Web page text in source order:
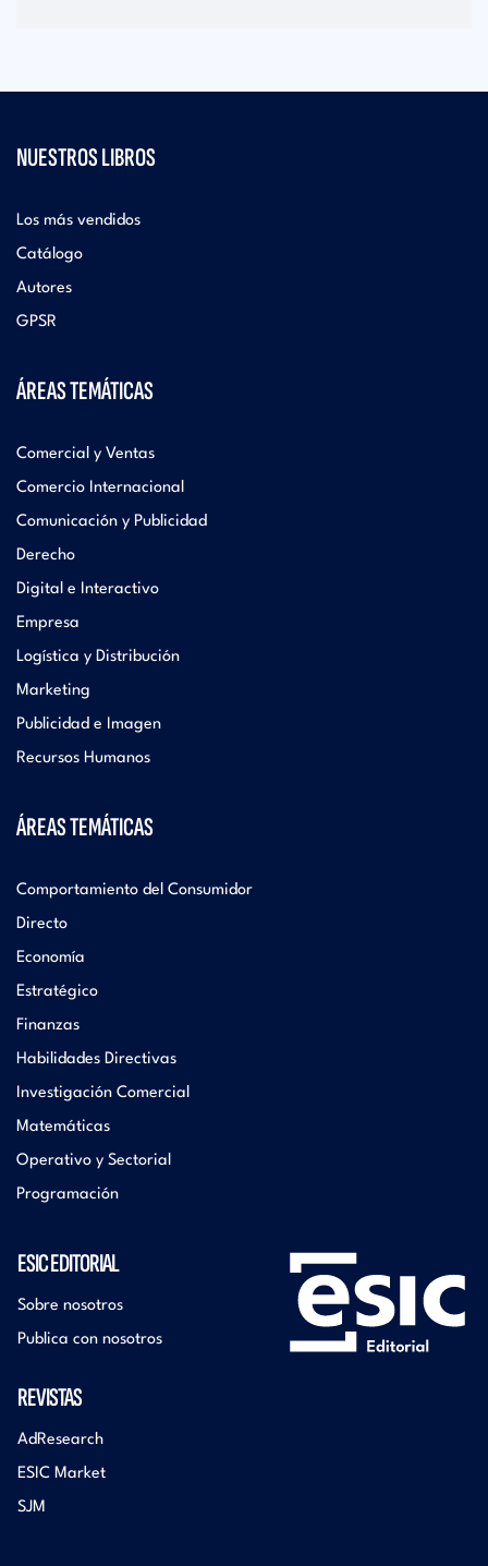
NUESTROS LIBROS
Los más vendidos
Catálogo
Autores
GPSR
ÁREAS TEMÁTICAS
Comercial y Ventas
Comercio Internacional
Comunicación y Publicidad
Derecho
Digital e Interactivo
Empresa
Logística y Distribución
Marketing
Publicidad e Imagen
Recursos Humanos
ÁREAS TEMÁTICAS
Comportamiento del Consumidor
Directo
Economía
Estratégico
Finanzas
Habilidades Directivas
Investigación Comercial
Matemáticas
Operativo y Sectorial
Programación
ESIC EDITORIAL
Sobre nosotros
Publica con nosotros
REVISTAS
AdResearch
ESIC Market
SJM